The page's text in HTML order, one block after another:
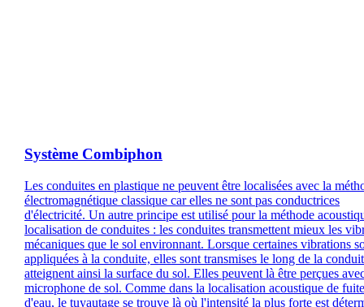
Système Combiphon
Les conduites en plastique ne peuvent être localisées avec la
électromagnétique classique car elles ne sont pas conductrices
d'électricité. Un autre principe est utilisé pour la méthode
localisation de conduites : les conduites transmettent mieux les
mécaniques que le sol environnant. Lorsque certaines vibrations
appliquées à la conduite, elles sont transmises le long de la
atteignent ainsi la surface du sol. Elles peuvent là être perçues
microphone de sol. Comme dans la localisation acoustique de
d'eau, le tuyautage se trouve là où l'intensité la plus forte est